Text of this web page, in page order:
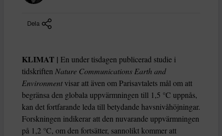
Dela
KLIMAT | En under tisdagen publicerad studie i
tidskriften Nature Communications Earth and
Environmentvisar att även om Parisavtalets mål om att
begränsa den globala uppvärmningen till 1,5 °C uppnås,
kan det fortfarande leda till betydande havsnivåhöjningar.
Forskningen indikerar att den nuvarande uppvärmningen
på 1,2 °C, om den fortsätter, sannolikt kommer att